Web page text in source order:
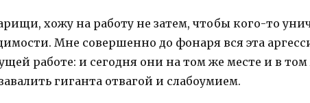
хожу на работу не затем, чтобы кого-то
Мне совершенно до фонаря вся эта
работе: и сегодня они на том же месте и в том
гиганта отвагой и слабоумием.